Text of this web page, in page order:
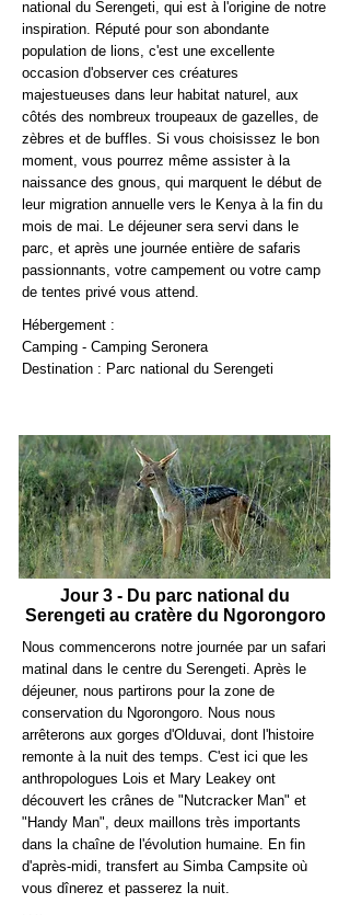
national du Serengeti, qui est à l'origine de notre
inspiration. Réputé pour son abondante
population de lions, c'est une excellente
occasion d'observer ces créatures
majestueuses dans leur habitat naturel, aux
côtés des nombreux troupeaux de gazelles, de
zèbres et de buffles. Si vous choisissez le bon
moment, vous pourrez même assister à la
naissance des gnous, qui marquent le début de
leur migration annuelle vers le Kenya à la fin du
mois de mai. Le déjeuner sera servi dans le
parc, et après une journée entière de safaris
passionnants, votre campement ou votre camp
de tentes privé vous attend.
Hébergement :
Camping - Camping Seronera
Destination : Parc national du Serengeti
Jour 3 - Du parc national du
Serengeti au cratère du Ngorongoro
Nous commencerons notre journée par un safari
matinal dans le centre du Serengeti. Après le
déjeuner, nous partirons pour la zone de
conservation du Ngorongoro. Nous nous
arrêterons aux gorges d'Olduvai, dont l'histoire
remonte à la nuit des temps. C'est ici que les
anthropologues Lois et Mary Leakey ont
découvert les crânes de "Nutcracker Man" et
"Handy Man", deux maillons très importants
dans la chaîne de l'évolution humaine. En fin
d'après-midi, transfert au Simba Campsite où
vous dînerez et passerez la nuit.